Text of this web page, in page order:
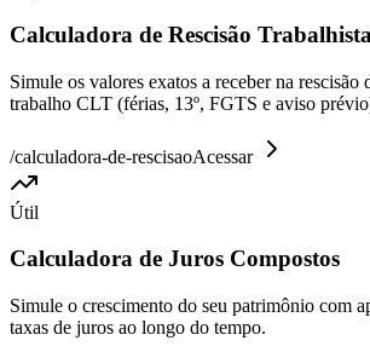
Calculadora de Rescisão Trabalhista
Simule os valores exatos a receber na rescisão
trabalho CLT (férias, 13º, FGTS e aviso
/calculadora-de-rescisaoAcessar
Útil
Calculadora de Juros Compostos
Simule o crescimento do seu patrimônio com
taxas de juros ao longo do tempo.